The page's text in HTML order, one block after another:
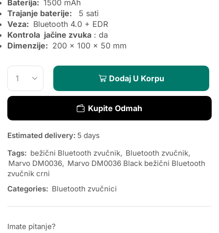
Baterija: 1500 mAh
Trajanje baterije:
5 sati
Veza: Bluetooth 4.0 + EDR
Kontrola jačine zvuka : da
Dimenzije: 200 x 100 x 50 mm
Dodaj U Korpu
Kupite Odmah
Estimated delivery: 5 days
Tags: bežični Bluetooth zvučnik, Bluetooth zvučnik,
Marvo DM0036, Marvo DM0036 Black bežični Bluetooth
zvučnik crni
Categories: Bluetooth zvučnici
Imate pitanje?